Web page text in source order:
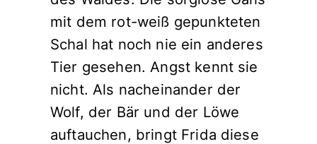
mit dem rot-weiß gepunkteten
Schal hat noch nie ein anderes
Tier gesehen. Angst kennt sie
nicht. Als nacheinander der
Wolf, der Bär und der Löwe
auftauchen, bringt Frida diese